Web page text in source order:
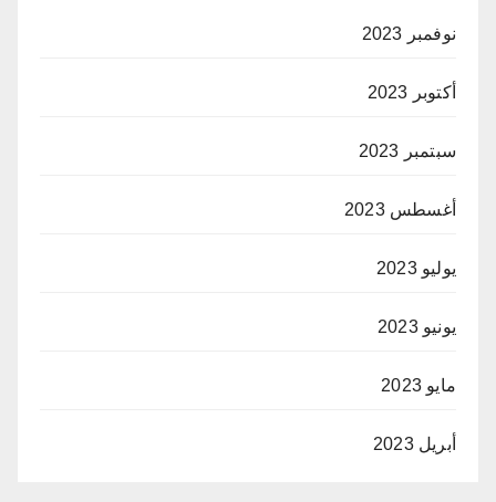
نوفمبر 2023
أكتوبر 2023
سبتمبر 2023
أغسطس 2023
يوليو 2023
يونيو 2023
مايو 2023
أبريل 2023